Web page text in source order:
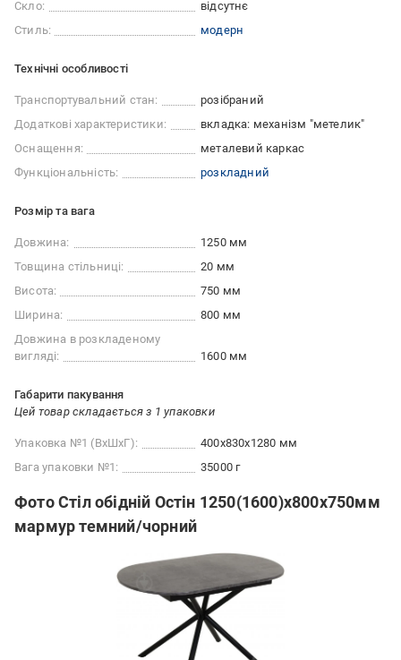
Скло:
відсутнє
Стиль:
модерн
Технічні особливості
Транспортувальний стан:
розібраний
Додаткові характеристики:
вкладка: механізм "метелик"
Оснащення:
металевий каркас
Функціональність:
розкладний
Розмір та вага
Довжина:
1250 мм
Товщина стільниці:
20 мм
Висота:
750 мм
Ширина:
800 мм
Довжина в розкладеному
вигляді:
1600 мм
Габарити пакування
Цей товар складається з 1 упаковки
Упаковка №1 (ВхШхГ):
400x830x1280 мм
Вага упаковки №1:
35000 г
Фото Стіл обідній Остін 1250(1600)x800x750мм
мармур темний/чорний